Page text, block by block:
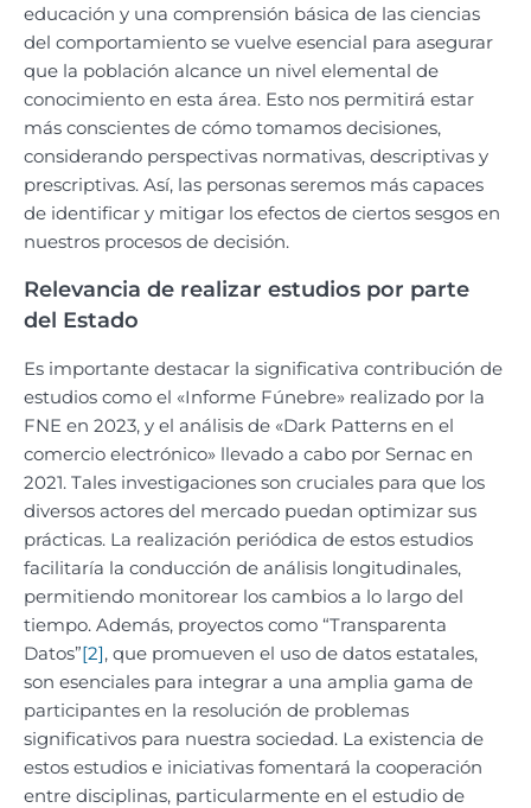
educación y una comprensión básica de las ciencias
del comportamiento se vuelve esencial para asegurar
que la población alcance un nivel elemental de
conocimiento en esta área. Esto nos permitirá estar
más conscientes de cómo tomamos decisiones,
considerando perspectivas normativas, descriptivas y
prescriptivas. Así, las personas seremos más capaces
de identificar y mitigar los efectos de ciertos sesgos en
nuestros procesos de decisión.
Relevancia de realizar estudios por parte
del Estado
Es importante destacar la significativa contribución de
estudios como el «Informe Fúnebre» realizado por la
FNE en 2023, y el análisis de «Dark Patterns en el
comercio electrónico» llevado a cabo por Sernac en
2021. Tales investigaciones son cruciales para que los
diversos actores del mercado puedan optimizar sus
prácticas. La realización periódica de estos estudios
facilitaría la conducción de análisis longitudinales,
permitiendo monitorear los cambios a lo largo del
tiempo. Además, proyectos como “Transparenta
Datos”[2], que promueven el uso de datos estatales,
son esenciales para integrar a una amplia gama de
participantes en la resolución de problemas
significativos para nuestra sociedad. La existencia de
estos estudios e iniciativas fomentará la cooperación
entre disciplinas, particularmente en el estudio de